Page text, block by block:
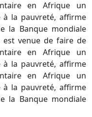
en Afrique un
la pauvreté, affirme
la Banque mondiale
est venue de faire de
en Afrique un
la pauvreté, affirme
en Afrique un
la pauvreté, affirme
la Banque mondiale